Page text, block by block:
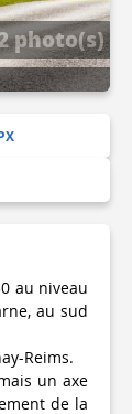
photo(s)
au niveau
au sud
Reims.
un axe
de la